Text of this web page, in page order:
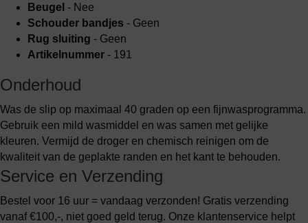
Beugel - Nee
Schouder bandjes - Geen
Rug sluiting - Geen
Artikelnummer - 191
Onderhoud
Was de slip op maximaal 40 graden op een fijnwasprogramma.
Gebruik een mild wasmiddel en was samen met gelijke
kleuren. Vermijd de droger en chemisch reinigen om de
kwaliteit van de geplakte randen en het kant te behouden.
Service en Verzending
Bestel voor 16 uur = vandaag verzonden! Gratis verzending
vanaf €100,-, niet goed geld terug. Onze klantenservice helpt